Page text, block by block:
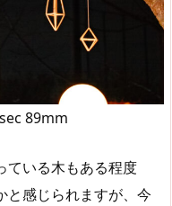
89mm
ている木もある程度
と感じられますが、今